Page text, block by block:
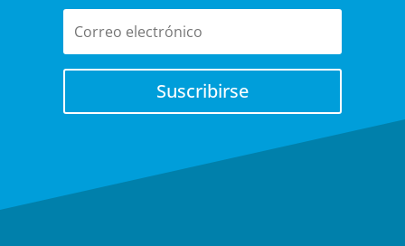
Suscribirse